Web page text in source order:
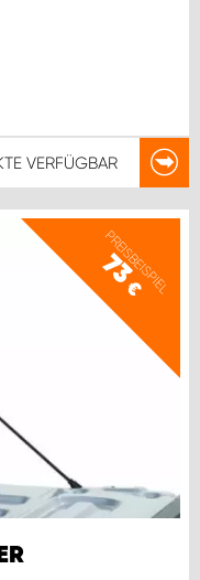
VERFÜGBAR
PREISBEISPIEL
73
€